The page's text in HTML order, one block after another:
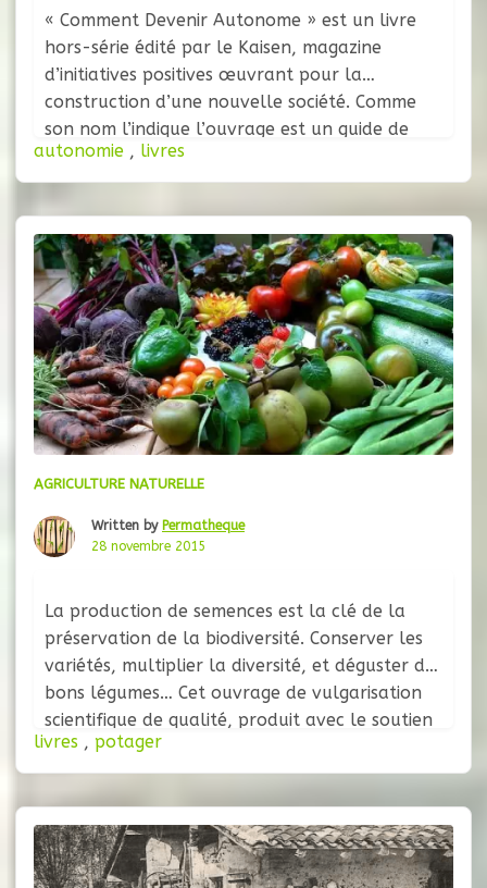
« Comment Devenir Autonome » est un livre
hors-série édité par le Kaisen, magazine
d’initiatives positives œuvrant pour la
construction d’une nouvelle société. Comme
son nom l’indique l’ouvrage est un guide de
connaissances permettant de s’orienter vers
l’autonomie alimentaire, énergétique, médicale
et bien plus encore. Complet et savamment
réalisé, il détaille divers savoirs, techniques et
expériences relatives
autonomie , livres
AGRICULTURE NATURELLE
Written by Permatheque
28 novembre 2015
La production de semences est la clé de la
préservation de la biodiversité. Conserver les
variétés, multiplier la diversité, et déguster de
bons légumes… Cet ouvrage de vulgarisation
scientifique de qualité, produit avec le soutien
de deux associations reconnues dans le
domaine de la préservation de la biodiversité,
donne les bases de la biologie florale
livres , potager